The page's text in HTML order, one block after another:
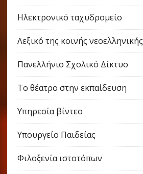
Ηλεκτρονικό ταχυδρομείο
Λεξικό της κοινής νεοελληνικής
Πανελλήνιο Σχολικό Δίκτυο
Το θέατρο στην εκπαίδευση
Υπηρεσία βίντεο
Υπουργείο Παιδείας
Φιλοξενία ιστοτόπων